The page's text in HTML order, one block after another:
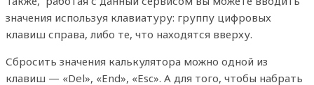
значения используя клавиатуру: группу цифровых
клавиш справа, либо те, что находятся вверху.
Сбросить значения калькулятора можно одной из
клавиш — «Del», «End», «Esc». А для того, чтобы набрать